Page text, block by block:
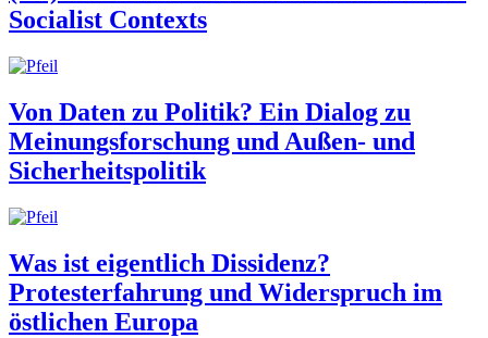
Socialist Contexts
Von Daten zu Politik? Ein Dialog zu
Meinungsforschung und Außen- und
Sicherheitspolitik
Was ist eigentlich Dissidenz?
Protesterfahrung und Widerspruch im
östlichen Europa